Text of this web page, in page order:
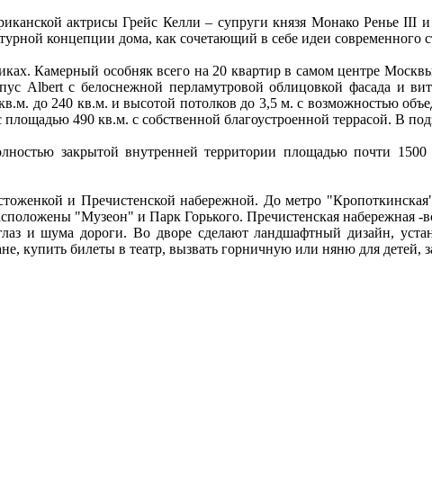
актрисы Грейс Келли – супруги князя Монако Ренье
концепции дома, как сочетающий в себе идеи современного
Камерный особняк всего на 20 квартир в самом центре
Albert c белоснежной перламутровой облицовкой фасада и
до 240 кв.м. и высотой потолков до 3,5 м. с возможностью
490 кв.м. с собственной благоустроенной террасой. В
закрытой внутренней территории площадью почти
и Пречистенской набережной. До метро
"Музеон" и Парк Горького. Пречистенская набережная -
и шума дороги. Во дворе сделают ландшафтный дизайн,
купить билеты в театр, вызвать горничную или няню для детей,